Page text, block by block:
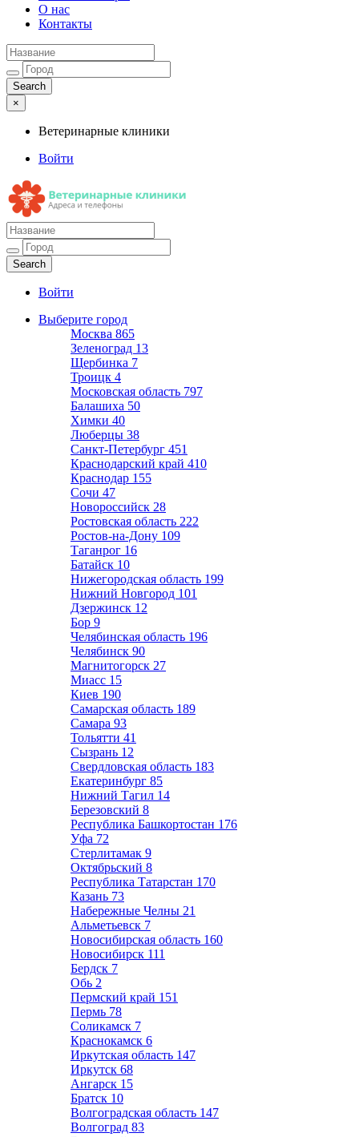
О нас
Контакты
×
Ветеринарные клиники
Войти
Ветеринарные клиники
Адреса и телефоны
Войти
Выберите город
Москва 865
Зеленоград 13
Щербинка 7
Троицк 4
Московская область 797
Балашиха 50
Химки 40
Люберцы 38
Санкт-Петербург 451
Краснодарский край 410
Краснодар 155
Сочи 47
Новороссийск 28
Ростовская область 222
Ростов-на-Дону 109
Таганрог 16
Батайск 10
Нижегородская область 199
Нижний Новгород 101
Дзержинск 12
Бор 9
Челябинская область 196
Челябинск 90
Магнитогорск 27
Миасс 15
Киев 190
Самарская область 189
Самара 93
Тольятти 41
Сызрань 12
Свердловская область 183
Екатеринбург 85
Нижний Тагил 14
Березовский 8
Республика Башкортостан 176
Уфа 72
Стерлитамак 9
Октябрьский 8
Республика Татарстан 170
Казань 73
Набережные Челны 21
Альметьевск 7
Новосибирская область 160
Новосибирск 111
Бердск 7
Обь 2
Пермский край 151
Пермь 78
Соликамск 7
Краснокамск 6
Иркутская область 147
Иркутск 68
Ангарск 15
Братск 10
Волгоградская область 147
Волгоград 83